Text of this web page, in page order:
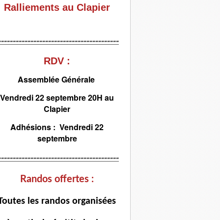
Ralliements au Clapier
RDV :
Assemblée Générale
Vendredi 22 septembre 20H au
Clapier
Adhésions : Vendredi 22
septembre
Randos offertes :
outes les randos organisées